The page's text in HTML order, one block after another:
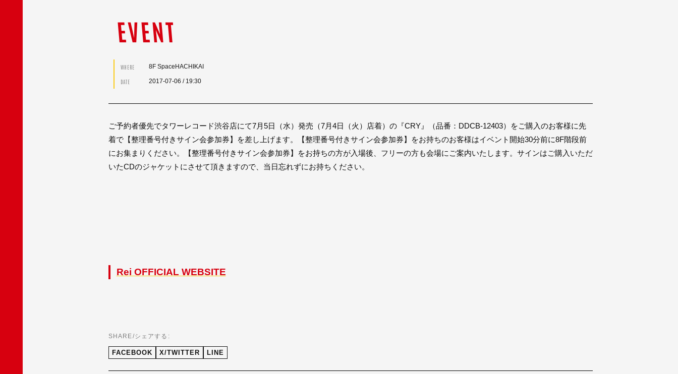
EVENT
WHERE 8F SpaceHACHIKAI
DATE 2017-07-06 / 19:30
ご予約者優先でタワーレコード渋谷店にて7月5日（水）発売（7月4日（火）店着）の『CRY』（品番：DDCB-12403）をご購入のお客様に先
着で【整理番号付きサイン会参加券】を差し上げます。【整理番号付きサイン会参加券】をお持ちのお客様はイベント開始30分前に8F階段前
にお集まりください。【整理番号付きサイン会参加券】をお持ちの方が入場後、フリーの方も会場にご案内いたします。サインはご購入いただ
いたCDのジャケットにさせて頂きますので、当日忘れずにお持ちください。
Rei OFFICIAL WEBSITE
SHARE/シェアする:
FACEBOOK X/TWITTER LINE